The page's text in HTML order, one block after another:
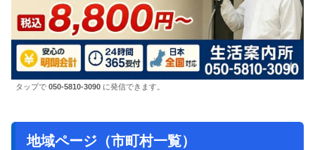
タップで 050-5810-3090 に発信できます。
地域ページ（市町村一覧）